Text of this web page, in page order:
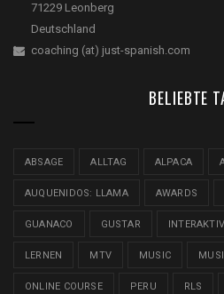
71229 Leonberg
Deutschland
coaching (at) just-spanish.com
BELIEBTE
ABSAGE ALLTAG ALPACA
AUQUENIDOS: LLAMA AWARDS
GUANACO GUSTAR INTERAKTIV
LERNEN MTV MUSIC
ONLINE COURSE PERU RLS